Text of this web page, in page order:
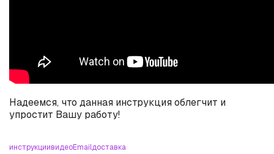
Надеемся, что данная инструкция облегчит и
упростит Вашу работу!
инструкциивидеоEmailдоставка